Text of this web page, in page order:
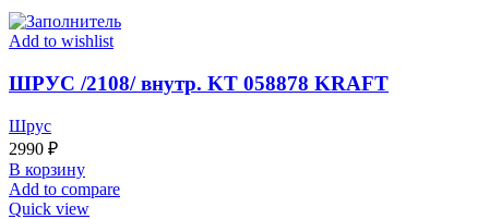
Add to wishlist
ШРУС /2108/ внутр. KT 058878 KRAFT
Шрус
2990 ₽
В корзину
Add to compare
Quick view